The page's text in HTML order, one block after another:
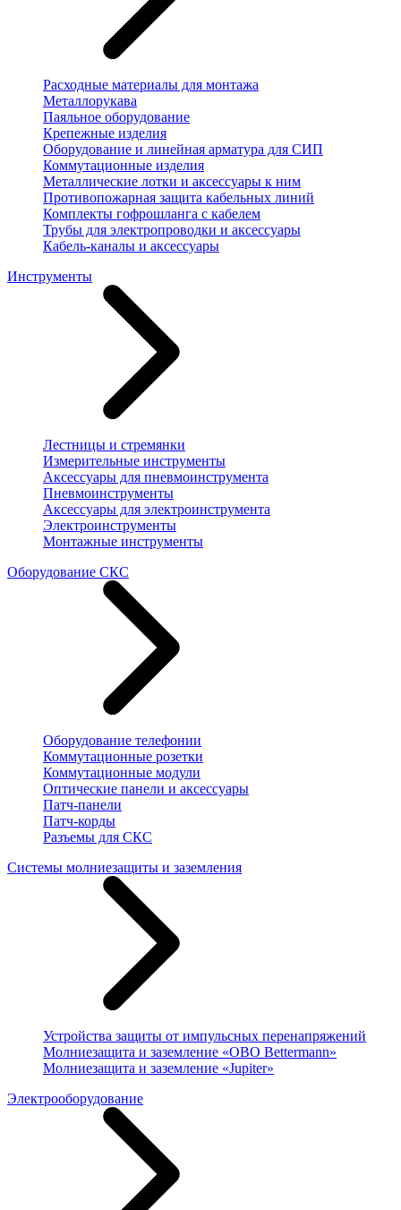
Расходные материалы для монтажа
Металлорукава
Паяльное оборудование
Крепежные изделия
Оборудование и линейная арматура для СИП
Коммутационные изделия
Металлические лотки и аксессуары к ним
Противопожарная защита кабельных линий
Комплекты гофрошланга с кабелем
Трубы для электропроводки и аксессуары
Кабель-каналы и аксессуары
Инструменты
Лестницы и стремянки
Измерительные инструменты
Аксессуары для пневмоинструмента
Пневмоинструменты
Аксессуары для электроинструмента
Электроинструменты
Монтажные инструменты
Оборудование СКС
Оборудование телефонии
Коммутационные розетки
Коммутационные модули
Оптические панели и аксессуары
Патч-панели
Патч-корды
Разъемы для СКС
Системы молниезащиты и заземления
Устройства защиты от импульсных перенапряжений
Молниезащита и заземление «OBO Bettermann»
Молниезащита и заземление «Jupiter»
Электрооборудование